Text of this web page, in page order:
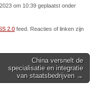
om 10:39 geplaatst onder
2.0 feed. Reacties of linken zijn
China versnelt de
specialisatie en integratie
van staatsbedrijven →